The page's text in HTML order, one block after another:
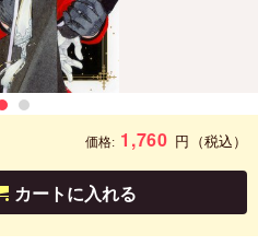
価格: 1,760 円 （税込）
カートに入れる